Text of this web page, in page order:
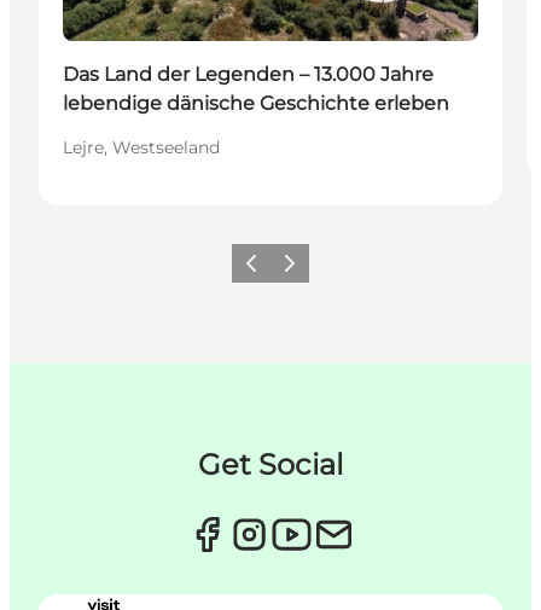
Das Land der Legenden – 13.000 Jahre
lebendige dänische Geschichte erleben
Lejre, Westseeland
ZurückWeiter
Get Social